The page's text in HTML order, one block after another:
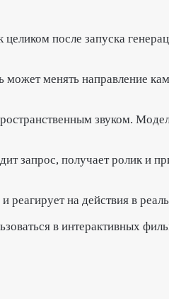
после запуска
может менять направление
звуком.
запрос, получает ролик и
на действия в
в интерактивных